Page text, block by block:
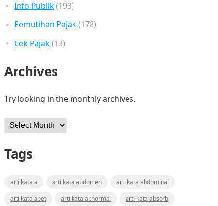
Info Publik(193)
Pemutihan Pajak(178)
Cek Pajak(13)
Archives
Try looking in the monthly archives.
Archives
Tags
arti kata a arti kata abdomen
arti kata abdominal
arti kata abet
arti kata abnormal
arti kata absorb